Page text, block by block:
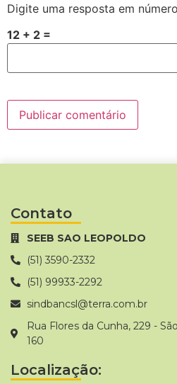
Digite uma resposta em
12 + 2 =
Contato
SEEB SAO LEOPOLDO
(51) 3590-2332
(51) 99933-2292
sindbancsl@terra.com.br
Rua Flores da Cunha, 229 -
160
Localização: